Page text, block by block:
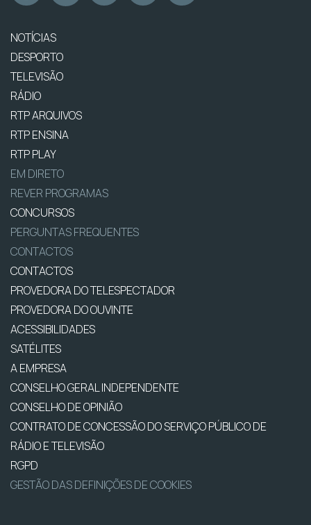
NOTÍCIAS
DESPORTO
TELEVISÃO
RÁDIO
RTP ARQUIVOS
RTP ENSINA
RTP PLAY
EM DIRETO
REVER PROGRAMAS
CONCURSOS
PERGUNTAS FREQUENTES
CONTACTOS
CONTACTOS
PROVEDORA DO TELESPECTADOR
PROVEDORA DO OUVINTE
ACESSIBILIDADES
SATÉLITES
A EMPRESA
CONSELHO GERAL INDEPENDENTE
CONSELHO DE OPINIÃO
CONTRATO DE CONCESSÃO DO SERVIÇO PÚBLICO DE
RÁDIO E TELEVISÃO
RGPD
GESTÃO DAS DEFINIÇÕES DE COOKIES